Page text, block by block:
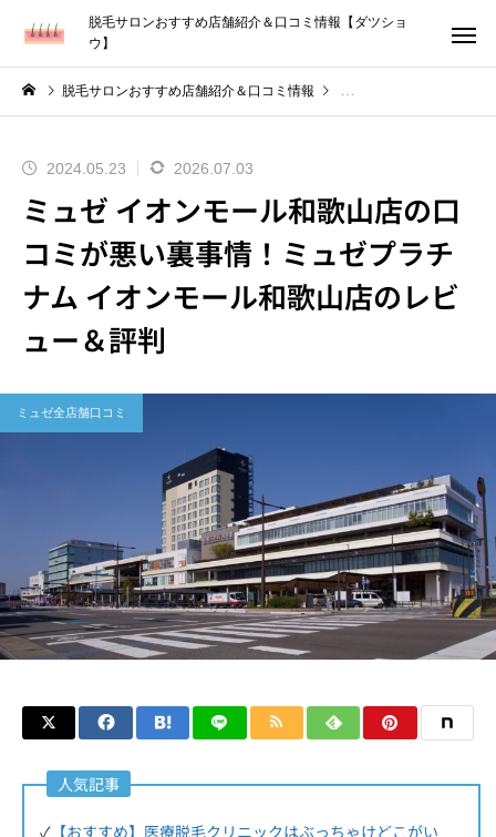
脱毛サロンおすすめ店舗紹介＆口コミ情報【ダツショ
ウ】
脱毛サロンおすすめ店舗紹介＆口コミ情報
2024.05.23 2026.07.03
ミュゼ イオンモール和歌山店の口
コミが悪い裏事情！ミュゼプラチ
ナム イオンモール和歌山店のレビ
ュー＆評判
ミュゼ全店舗口コミ
人気記事
✓ 【おすすめ】医療脱毛クリニックはぶっちゃけどこがい